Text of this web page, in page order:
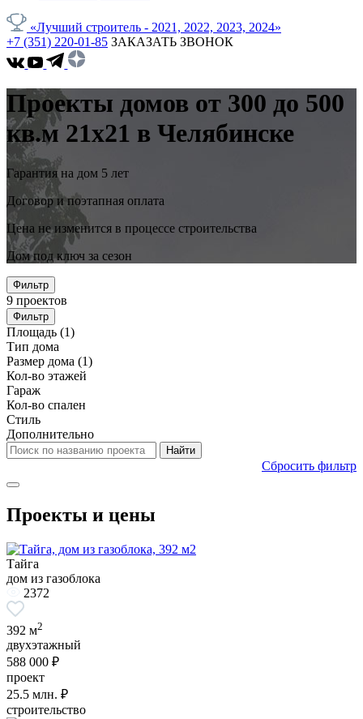
«Лучший строитель - 2021, 2022, 2023, 2024»
+7 (351) 220-01-85 ЗАКАЗАТЬ ЗВОНОК
Проекты домов от 300 до 500
кв.м 21x21 в Челябинске
Гарантия на дом 5 лет
Договор и поэтапная оплата
Цена не изменится в процессе строительства
Дом под ключ за сезон
Фильтр
9 проектов
Фильтр
Площадь (1)
Тип дома
Размер дома (1)
Кол-во этажей
Гараж
Кол-во спален
Стиль
Дополнительно
Сбросить фильтр
Проекты и цены
Тайга
дом из газоблока
2372
392 м2
двухэтажный
588 000 ₽
проект
25.5 млн. ₽
строительство